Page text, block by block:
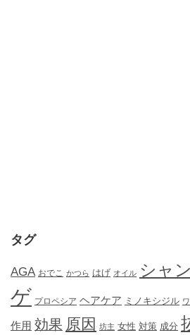
タグ
AGA おでこ かつら はげ オイル シャ
ゲ プロペシア ヘアケア ミノキシジル
作用 効果 原因 坊主 女性 対策 成分